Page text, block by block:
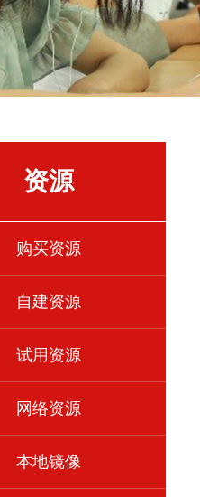
资源
购买资源
自建资源
试用资源
网络资源
本地镜像